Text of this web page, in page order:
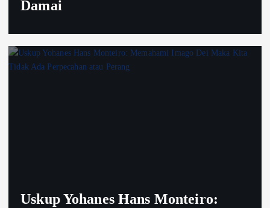
Damai
Uskup Yohanes Hans Monteiro: